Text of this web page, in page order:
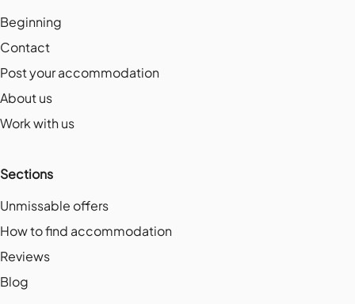
Beginning
Contact
Post your accommodation
About us
Work with us
Sections
Unmissable offers
How to find accommodation
Reviews
Blog